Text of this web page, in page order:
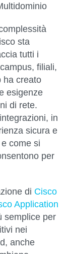
sta
tutti i
filiali,
ha creato
esigenze
di rete.
in
sicura e
come si
per
di Cisco
Application
semplice per
nei
anche